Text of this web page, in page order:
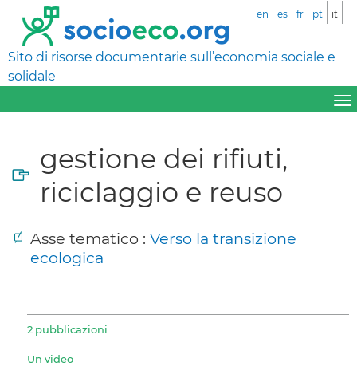
Sito di risorse documentarie sull’economia sociale e
solidale
en es fr pt it
gestione dei rifiuti,
riciclaggio e reuso
Asse tematico : Verso la transizione
ecologica
2 pubblicazioni
Un video